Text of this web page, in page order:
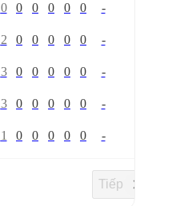
0 0 0 0 0 0 -
2 0 0 0 0 0 -
3 0 0 0 0 0 -
3 0 0 0 0 0 -
1 0 0 0 0 0 -
Tiếp